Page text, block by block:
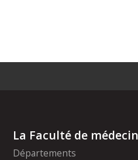
La Faculté de
Départements